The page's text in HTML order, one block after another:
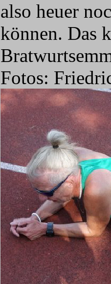
also heuer
können. Das
Fotos: